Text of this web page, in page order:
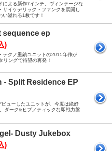
による新作7インチ。ヴィンテージな
サイケデリック・ファンクを展開し
い溢れる1枚です！
sequence ep
)
テクノ重鎮ユニットの2015年作が
リングで待望の再発！
- Split Residence EP
ューしたユニットが、今度は絶好
ダーク&ヒプノティックな即戦力盤
Dusty Jukebox
)